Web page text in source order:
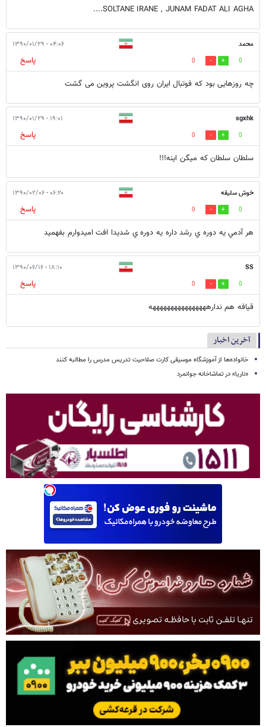
SOLTANE IRANE , JUNAM FADAT ALI AGHA....
محمد ۰۴:۰۶ - ۱۳۹۰/۰۱/۲۹
0
0
پاسخ
چه روزهایی بود که فوتبال ایران روی انگشت پروین می گشت
sgxhk ۱۹:۰۱ - ۱۳۹۰/۰۱/۲۹
0
0
پاسخ
سلطان سلطان كه ميگن اينه!!!
خوش سليقه ۰۶:۲۰ - ۱۳۹۰/۰۲/۰۶
0
0
پاسخ
هر آدمي يه دوره ي رشد داره يه دوره ي شديدا افت اميدوارم بفهميد
SS ۱۸:۱۰ - ۱۳۹۰/۰۶/۱۶
0
0
پاسخ
قيافه هم ندارههههههههههههههههه
آخرین اخبار
خانواده‌ها از آموزشگاه موسیقی کارت صلاحیت تدریس مدرس را مطالبه کنند
«ناریا» در تماشاخانه جوانمرد